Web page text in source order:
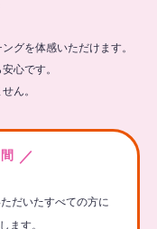
グを体感いただけます。
心です。
ん。
／
だいたすべての方に
ます。